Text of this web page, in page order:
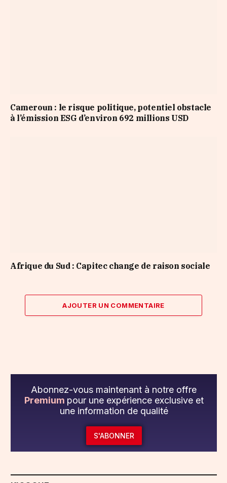
Cameroun : le risque politique, potentiel obstacle
à l’émission ESG d’environ 692 millions USD
Afrique du Sud : Capitec change de raison sociale
AJOUTER UN COMMENTAIRE
Abonnez-vous maintenant à notre offre
Premium pour une expérience exclusive et
une information de qualité
S'ABONNER